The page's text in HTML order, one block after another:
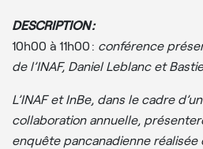
DESCRIPTION :
10h00 à 11h00 : conférence
de l’INAF, Daniel Leblanc et
L’INAF et InBe, dans le cadre
collaboration annuelle,
enquête pancanadienne